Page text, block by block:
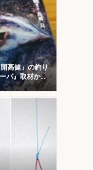
高健」の釣り
パ』取材から